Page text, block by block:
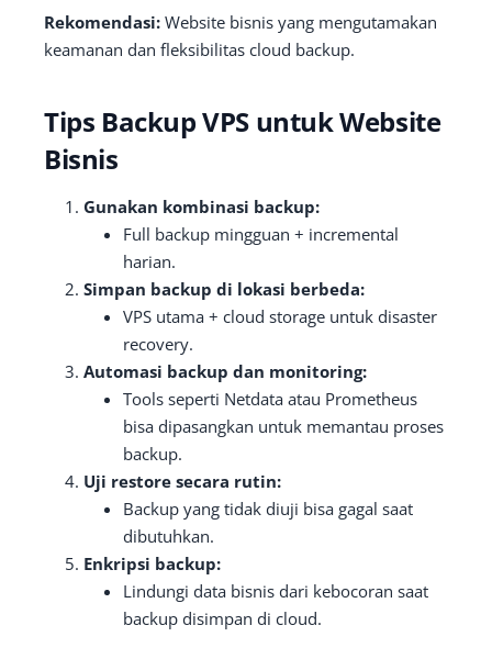
Rekomendasi: Website bisnis yang mengutamakan
keamanan dan fleksibilitas cloud backup.
Tips Backup VPS untuk Website
Bisnis
Gunakan kombinasi backup:
Full backup mingguan + incremental
harian.
Simpan backup di lokasi berbeda:
VPS utama + cloud storage untuk disaster
recovery.
Automasi backup dan monitoring:
Tools seperti Netdata atau Prometheus
bisa dipasangkan untuk memantau proses
backup.
Uji restore secara rutin:
Backup yang tidak diuji bisa gagal saat
dibutuhkan.
Enkripsi backup:
Lindungi data bisnis dari kebocoran saat
backup disimpan di cloud.